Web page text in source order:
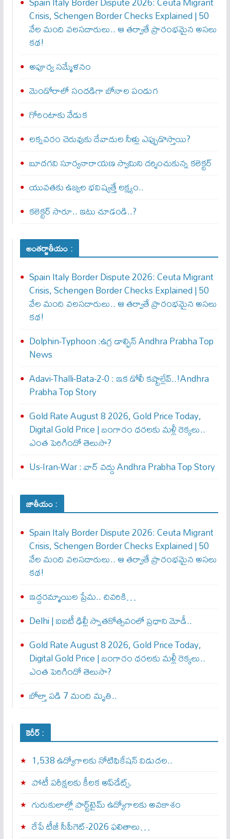
Crisis, Schengen Border Checks Explained | 50
వేల మంది వలసదారులు.. ఆ తర్వాతే ప్రారంభ‌మైన అసలు
కథ!
అపూర్వ స‌మ్మేళ‌నం
మెండోరాలో సందడిగా బోనాల పండుగ
గోరింటాకు వేడుక
లక్నవరం చెరువుకు దేవాదుల నీళ్లు ఎప్పుడొస్తాయి?
బూదగవి సూర్యనారాయణ స్వామిని దర్శించుకున్న కలెక్టర్
యువతకు ఉజ్వల భవిష్యత్తే లక్ష్యం..
కలెక్టర్ సారూ.. ఇటు చూడండి..?
అంతర్జాతీయం :
Spain Italy Border Dispute 2026: Ceuta Migrant
Crisis, Schengen Border Checks Explained | 50
వేల మంది వలసదారులు.. ఆ తర్వాతే ప్రారంభ‌మైన అసలు
కథ!
Dolphin-Typhoon :ఉగ్ర డాల్ఫిన్ Andhra Prabha Top
News
Adavi-Thalli-Bata-2-0 : ఇక డోలీ క‌ష్టాల్లేవ్..!Andhra
Prabha Top Story
Gold Rate August 8 2026, Gold Price Today,
Digital Gold Price | బంగారం ధరలకు మళ్లీ రెక్కలు..
ఎంత పెరిగిందో తెలుసా?
Us-Iran-War : వార్ వ‌ద్దు Andhra Prabha Top Story
జాతీయం :
Spain Italy Border Dispute 2026: Ceuta Migrant
Crisis, Schengen Border Checks Explained | 50
వేల మంది వలసదారులు.. ఆ తర్వాతే ప్రారంభ‌మైన అసలు
కథ!
ఇద్దరమ్మాయిల ప్రేమ.. చివరికి…
Delhi | ఐఐటీ ఢిల్లీ స్నాతకోత్సవంలో ప్రధాని మోడీ..
Gold Rate August 8 2026, Gold Price Today,
Digital Gold Price | బంగారం ధరలకు మళ్లీ రెక్కలు..
ఎంత పెరిగిందో తెలుసా?
బోల్తా పడి 7 మంది మృతి..
కెరీర్ :
1,538 ఉద్యోగాలకు నోటిఫికేషన్ విడుదల..
పోటీ పరీక్షలకు కీలక అప్‌డేట్స్.
గురుకులాల్లో పార్ట్‌టైమ్ ఉద్యోగాలకు అవకాశం
రేపే టీజీ సీపీగెట్‌-2026 ఫలితాలు…